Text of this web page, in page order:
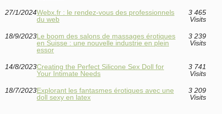
27/1/2024Webx.fr : le rendez-vous des professionnels
du web
3 465
Visits
18/9/2023Le boom des salons de massages érotiques
en Suisse : une nouvelle industrie en plein
essor
3 239
Visits
14/8/2023Creating the Perfect Silicone Sex Doll for
Your Intimate Needs
3 741
Visits
18/7/2023Explorant les fantasmes érotiques avec une
doll sexy en latex
3 209
Visits